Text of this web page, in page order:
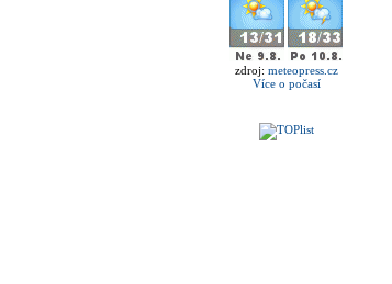
zdroj: meteopress.cz
Více o počasí